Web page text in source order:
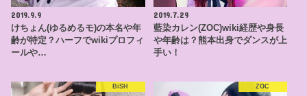
2019.9.9
けちょん(ゆるめるモ)の本名や年
齢が特定？ハーフでwikiプロフィ
ールや…
2019.7.29
藍染カレン(ZOC)wiki経歴や身長
や年齢は？熊本出身でダンスが上
手い！
BiSH ZOC